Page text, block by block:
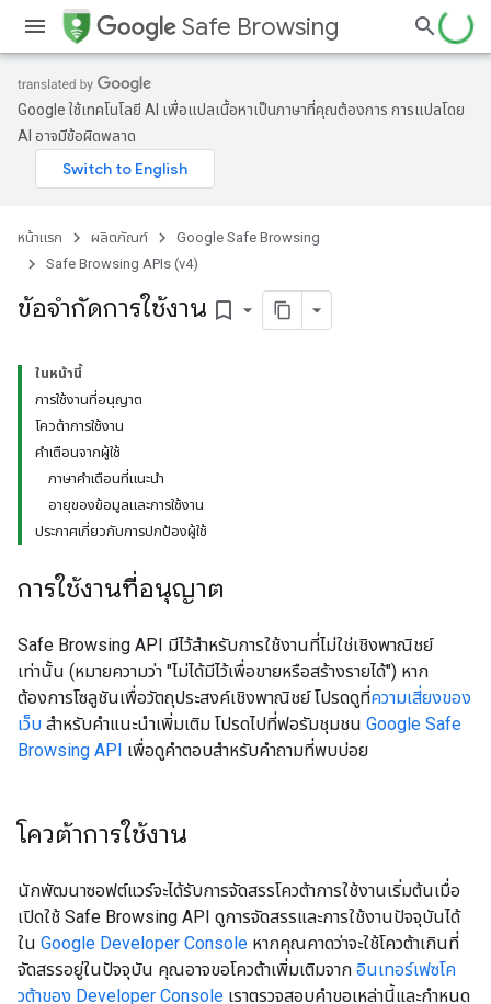
Safe Browsing
Google ใช้เทคโนโลยี AI เพื่อแปลเนื้อหาเป็นภาษาที่คุณต้องการ การแปลโดย
AI อาจมีข้อผิดพลาด
หน้าแรก ผลิตภัณฑ์
Google Safe Browsing
Safe Browsing APIs (v4)
ข้อจำกัดการใช้งาน bookmark_border
ในหน้านี้
การใช้งานที่อนุญาต
โควต้าการใช้งาน
คำเตือนจากผู้ใช้
ภาษาคำเตือนที่แนะนำ
อายุของข้อมูลและการใช้งาน
ประกาศเกี่ยวกับการปกป้องผู้ใช้
การใช้งานที่อนุญาต
Safe Browsing API มีไว้สําหรับการใช้งานที่ไม่ใช่เชิงพาณิชย์
เท่านั้น (หมายความว่า "ไม่ได้มีไว้เพื่อขายหรือสร้างรายได้") หาก
ต้องการโซลูชันเพื่อวัตถุประสงค์เชิงพาณิชย์ โปรดดูที่ความเสี่ยงของ
เว็บ สำหรับคำแนะนำเพิ่มเติม โปรดไปที่ฟอรัมชุมชน Google Safe
Browsing API เพื่อดูคำตอบสำหรับคำถามที่พบบ่อย
โควต้าการใช้งาน
นักพัฒนาซอฟต์แวร์จะได้รับการจัดสรรโควต้าการใช้งานเริ่มต้นเมื่อ
เปิดใช้ Safe Browsing API ดูการจัดสรรและการใช้งานปัจจุบันได้
ใน Google Developer Console หากคุณคาดว่าจะใช้โควต้าเกินที่
จัดสรรอยู่ในปัจจุบัน คุณอาจขอโควต้าเพิ่มเติมจาก อินเทอร์เฟซโค
วต้าของ Developer Console เราตรวจสอบคำขอเหล่านี้และกำหนด